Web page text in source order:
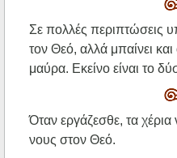
Σε πολλές περιπτώσεις
τον Θεό, αλλά μπαίνει
μαύρα. Εκείνο είναι το
Όταν εργάζεσθε, τα χέρια
νους στον Θεό.